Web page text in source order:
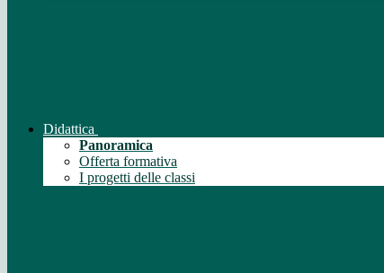
Didattica
Panoramica
Offerta formativa
I progetti delle classi